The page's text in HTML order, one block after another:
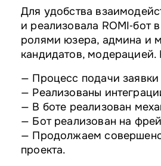
Для удобства
и реализовала ROMI‑бот
ролями юзера, админа и
кандидатов,
— Процесс подачи заявки
— Реализованы
— В боте реализован
— Бот реализован на
— Продолжаем
проекта.